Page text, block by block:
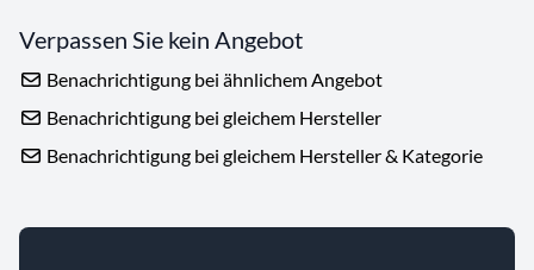
Verpassen Sie kein Angebot
Benachrichtigung bei ähnlichem Angebot
Benachrichtigung bei gleichem Hersteller
Benachrichtigung bei gleichem Hersteller & Kategorie